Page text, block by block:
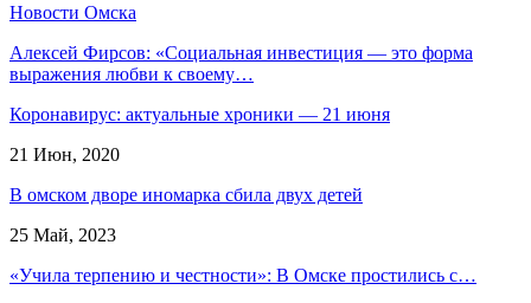
Новости Омска
Алексей Фирсов: «Социальная инвестиция — это форма
выражения любви к своему…
Коронавирус: актуальные хроники — 21 июня
21 Июн, 2020
В омском дворе иномарка сбила двух детей
25 Май, 2023
«Учила терпению и честности»: В Омске простились с…